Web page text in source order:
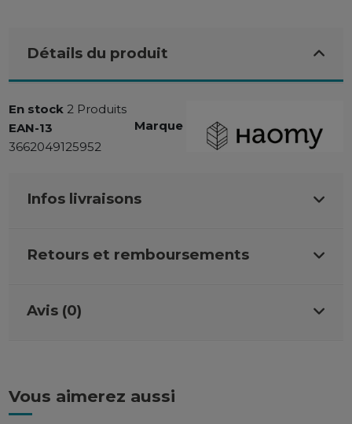
Détails du produit
Marque
En stock 2 Produits
EAN-13
3662049125952
Infos livraisons
Retours et remboursements
Avis (0)
Vous aimerez aussi